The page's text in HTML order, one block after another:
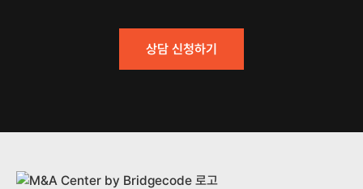
상담 신청하기